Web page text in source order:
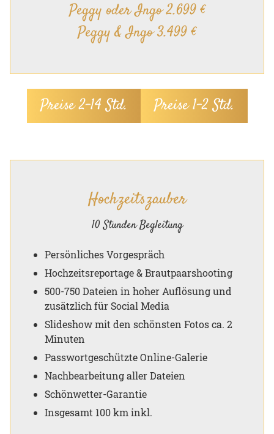
Peggy oder Ingo 2.699 €
Peggy & Ingo 3.499 €
Preise 2–14 Std. Preise 1–2 Std.
Hochzeitszauber
10 Stunden Begleitung
Persönliches Vorgespräch
Hochzeitsreportage & Brautpaarshooting
500-750 Dateien in hoher Auflösung und
zusätzlich für Social Media
Slideshow mit den schönsten Fotos ca. 2
Minuten
Passwortgeschützte Online-Galerie
Nachbearbeitung aller Dateien
Schönwetter-Garantie
Insgesamt 100 km inkl.